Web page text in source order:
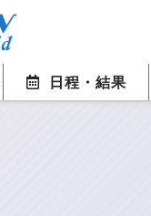
日程・結果